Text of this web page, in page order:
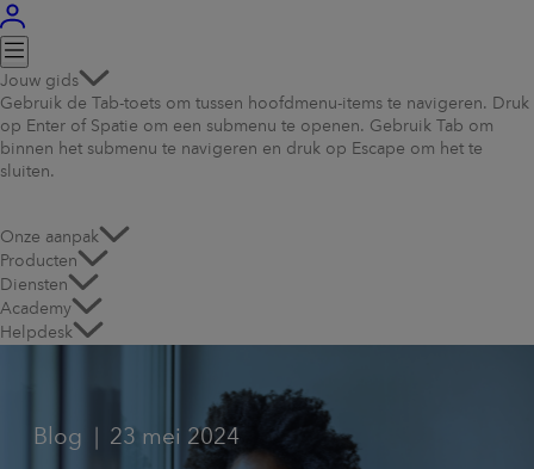
Jouw gids
Gebruik de Tab-toets om tussen hoofdmenu-items te navigeren. Druk
op Enter of Spatie om een submenu te openen. Gebruik Tab om
binnen het submenu te navigeren en druk op Escape om het te
sluiten.
Onze aanpak
Producten
Diensten
Academy
Helpdesk
Blog 23 mei 2024